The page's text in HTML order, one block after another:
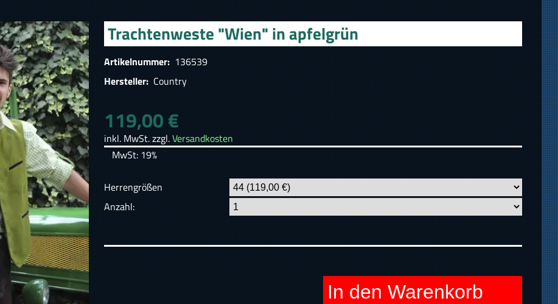
Trachtenweste "Wien" in apfelgrün
Artikelnummer: 136539
Hersteller: Country
119,00 €
inkl. MwSt. zzgl.Versandkosten
MwSt: 19%
Herrengrößen
Anzahl:
In den Warenkorb